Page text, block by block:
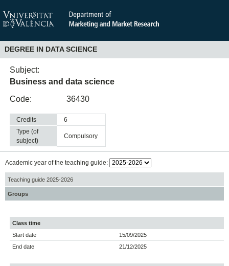
DEGREE IN DATA SCIENCE
Subject:
Business and data science
Code:
36430
Credits
6
Type (of
subject)
compulsory
Academic year of the teaching guide:
Teaching guide 2025-2026
Groups
Class time
Start date
15/09/2025
End date
21/12/2025